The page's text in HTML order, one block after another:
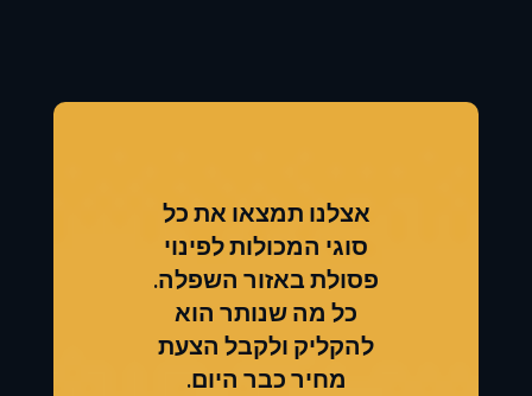
אצלנו תמצאו את כל
סוגי המכולות לפינוי
פסולת באזור השפלה.
כל מה שנותר הוא
להקליק ולקבל הצעת
מחיר כבר היום.